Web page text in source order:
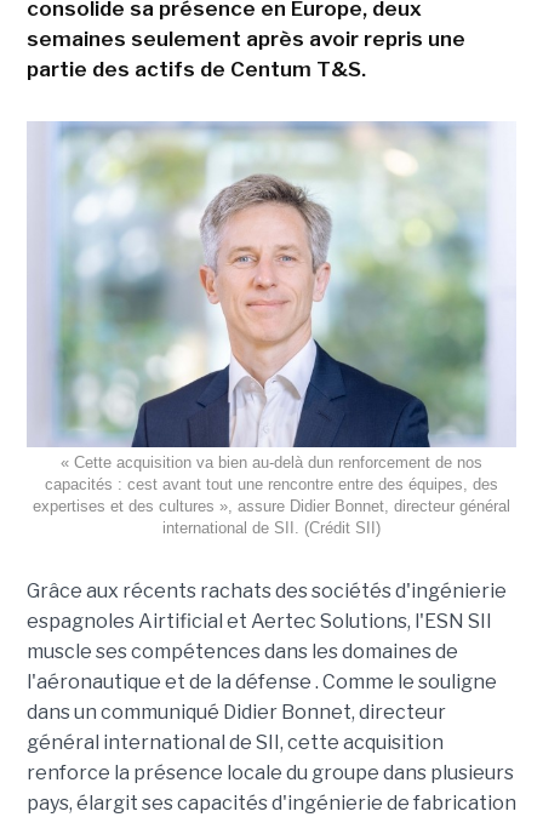
consolide sa présence en Europe, deux
semaines seulement après avoir repris une
partie des actifs de Centum T&S.
« Cette acquisition va bien au-delà dun renforcement de nos
capacités : cest avant tout une rencontre entre des équipes, des
expertises et des cultures », assure Didier Bonnet, directeur général
international de SII. (Crédit SII)
Grâce aux récents rachats des sociétés d'ingénierie
espagnoles Airtificial et Aertec Solutions, l'ESN SII
muscle ses compétences dans les domaines de
l'aéronautique et de la défense . Comme le souligne
dans un communiqué Didier Bonnet, directeur
général international de SII, cette acquisition
renforce la présence locale du groupe dans plusieurs
pays, élargit ses capacités d'ingénierie de fabrication